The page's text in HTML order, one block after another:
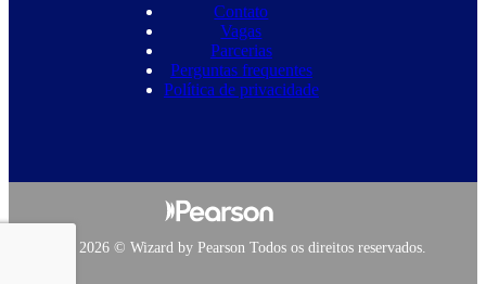
Contato
Vagas
Parcerias
Perguntas frequentes
Política de privacidade
Copyright 2026 © Wizard by Pearson Todos os direitos reservados.